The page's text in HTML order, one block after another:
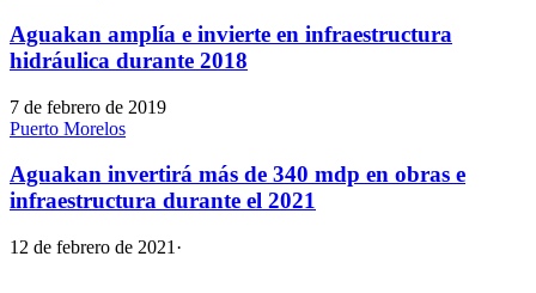
Aguakan amplía e invierte en infraestructura
hidráulica durante 2018
7 de febrero de 2019
Puerto Morelos
Aguakan invertirá más de 340 mdp en obras e
infraestructura durante el 2021
12 de febrero de 2021 ·